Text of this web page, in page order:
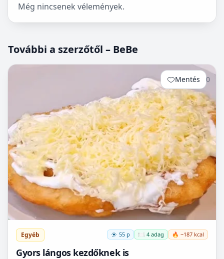
Még nincsenek vélemények.
További a szerzőtől – BeBe
Mentés 0
Egyéb 55 p 🍽️ 4 adag 🔥 ~187 kcal
Gyors lángos kezdőknek is